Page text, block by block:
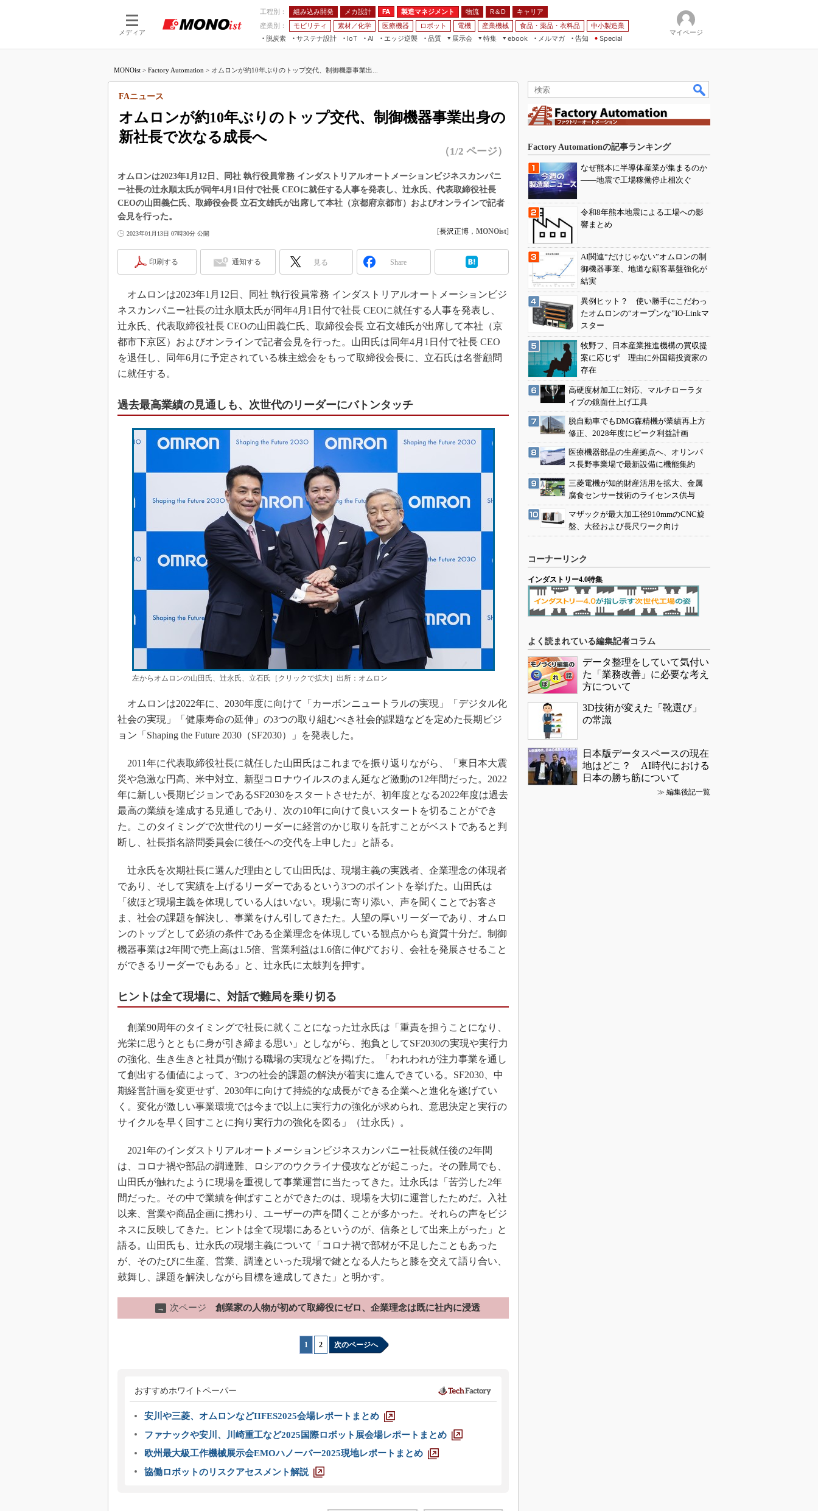
メディア
工程別： 組み込み開発 メカ設計 FA 製造マネジメント 物流 R＆D
キャリア
産業別：
モビリティ 素材／化学 医療機器 ロボット 電機 産業機械 食品・薬品・衣料品
中小製造業
脱炭素
サステナ設計
IoT
つながる工場
AI
AI×設備保全
エッジ逆襲 品質
展示会
JIMTOF
IIFES
TECHNO-FRONTIER
人テク展
スマート工場EXPO
日本ものづくりワールド
AUTOMOTIVE WORLD
特集
つながるクルマ
VR／AR
フィールドサービス
組み込みモデリング
Windows Embedded
無償設計ツール
3Dプリンタ
デジタルツインとCAE
S＆OP
インダストリー4.0
イノベーション
植物工場
知財マネジメント
海外生産
新型コロナへの対応
ebook
FA
モビリティ
メルマガ
告知 Special
マイページ
MONOist > Factory Automation > オムロンが約10年ぶりのトップ交代、制御機器事業出...
オムロンが約10年ぶりのトップ交代、制御機器事業出身の
新社長で次なる成長へ
FAニュース
（1/2 ページ）
オムロンは2023年1月12日、同社 執行役員常務 インダストリアルオートメーションビジネスカンパニ
ー社長の辻永順太氏が同年4月1日付で社長 CEOに就任する人事を発表し、辻永氏、代表取締役社長
CEOの山田義仁氏、取締役会長 立石文雄氏が出席して本社（京都府京都市）およびオンラインで記者
会見を行った。
2023年01月13日 07時30分 公開 [長沢正博 ， MONOist]
印刷する 通知する 見る Share
オムロンは2023年1月12日、同社 執行役員常務 インダストリアルオートメーションビジ
ネスカンパニー社長の辻永順太氏が同年4月1日付で社長 CEOに就任する人事を発表し、
辻永氏、代表取締役社長 CEOの山田義仁氏、取締役会長 立石文雄氏が出席して本社（京
都市下京区）およびオンラインで記者会見を行った。山田氏は同年4月1日付で社長 CEO
を退任し、同年6月に予定されている株主総会をもって取締役会長に、立石氏は名誉顧問
に就任する。
過去最高業績の見通しも、次世代のリーダーにバトンタッチ
左からオムロンの山田氏、辻永氏、立石氏［クリックで拡大］出所：オムロン
オムロンは2022年に、2030年度に向けて「カーボンニュートラルの実現」「デジタル化
社会の実現」「健康寿命の延伸」の3つの取り組むべき社会的課題などを定めた長期ビジ
ョン「Shaping the Future 2030（SF2030）」を発表した。
2011年に代表取締役社長に就任した山田氏はこれまでを振り返りながら、「東日本大震
災や急激な円高、米中対立、新型コロナウイルスのまん延など激動の12年間だった。2022
年に新しい長期ビジョンであるSF2030をスタートさせたが、初年度となる2022年度は過去
最高の業績を達成する見通しであり、次の10年に向けて良いスタートを切ることができ
た。このタイミングで次世代のリーダーに経営のかじ取りを託すことがベストであると判
断し、社長指名諮問委員会に後任への交代を上申した」と語る。
辻永氏を次期社長に選んだ理由として山田氏は、現場主義の実践者、企業理念の体現者
であり、そして実績を上げるリーダーであるという3つのポイントを挙げた。山田氏は
「彼ほど現場主義を体現している人はいない。現場に寄り添い、声を聞くことでお客さ
ま、社会の課題を解決し、事業をけん引してきたた。人望の厚いリーダーであり、オムロ
ンのトップとして必須の条件である企業理念を体現している観点からも資質十分だ。制御
機器事業は2年間で売上高は1.5倍、営業利益は1.6倍に伸びており、会社を発展させること
ができるリーダーでもある」と、辻永氏に太鼓判を押す。
ヒントは全て現場に、対話で難局を乗り切る
創業90周年のタイミングで社長に就くことになった辻永氏は「重責を担うことになり、
光栄に思うとともに身が引き締まる思い」としながら、抱負としてSF2030の実現や実行力
の強化、生き生きと社員が働ける職場の実現などを掲げた。「われわれが注力事業を通し
て創出する価値によって、3つの社会的課題の解決が着実に進んできている。SF2030、中
期経営計画を変更せず、2030年に向けて持続的な成長ができる企業へと進化を遂げてい
く。変化が激しい事業環境では今まで以上に実行力の強化が求められ、意思決定と実行の
サイクルを早く回すことに拘り実行力の強化を図る」（辻永氏）。
2021年のインダストリアルオートメーションビジネスカンパニー社長就任後の2年間
は、コロナ禍や部品の調達難、ロシアのウクライナ侵攻などが起こった。その難局でも、
山田氏が触れたように現場を重視して事業運営に当たってきた。辻永氏は「苦労した2年
間だった。その中で業績を伸ばすことができたのは、現場を大切に運営したためだ。入社
以来、営業や商品企画に携わり、ユーザーの声を聞くことが多かった。それらの声をビジ
ネスに反映してきた。ヒントは全て現場にあるというのが、信条として出来上がった」と
語る。山田氏も、辻永氏の現場主義について「コロナ禍で部材が不足したこともあった
が、そのたびに生産、営業、調達といった現場で鍵となる人たちと膝を交えて語り合い、
鼓舞し、課題を解決しながら目標を達成してきた」と明かす。
→ 次ページ 創業家の人物が初めて取締役にゼロ、企業理念は既に社内に浸透
1 2 次のページへ
おすすめホワイトペーパー
安川や三菱、オムロンなどIIFES2025会場レポートまとめ
ファナックや安川、川崎重工など2025国際ロボット展会場レポートまとめ
欧州最大級工作機械展示会EMOハノーバー2025現地レポートまとめ
協働ロボットのリスクアセスメント解説
Factory Automationの記事ランキング
なぜ熊本に半導体産業が集まるのか
――地震で工場稼働停止相次ぐ
令和8年熊本地震による工場への影
響まとめ
AI関連“だけじゃない”オムロンの制
御機器事業、地道な顧客基盤強化が
結実
異例ヒット？ 使い勝手にこだわっ
たオムロンの“オープンな”IO-Linkマ
スター
牧野フ、日本産業推進機構の買収提
案に応じず 理由に外国籍投資家の
存在
高硬度材加工に対応、マルチローラタ
イプの鏡面仕上げ工具
脱自動車でもDMG森精機が業績再上方
修正、2028年度にピーク利益計画
医療機器部品の生産拠点へ、オリンパ
ス長野事業場で最新設備に機能集約
三菱電機が知的財産活用を拡大、金属
腐食センサー技術のライセンス供与
マザックが最大加工径910mmのCNC旋
盤、大径および長尺ワーク向け
コーナーリンク
インダストリー4.0特集
よく読まれている編集記者コラム
データ整理をしていて気付い
た「業務改善」に必要な考え
方について
3D技術が変えた「靴選び」
の常識
日本版データスペースの現在
地はどこ？ AI時代における
日本の勝ち筋について
≫ 編集後記一覧